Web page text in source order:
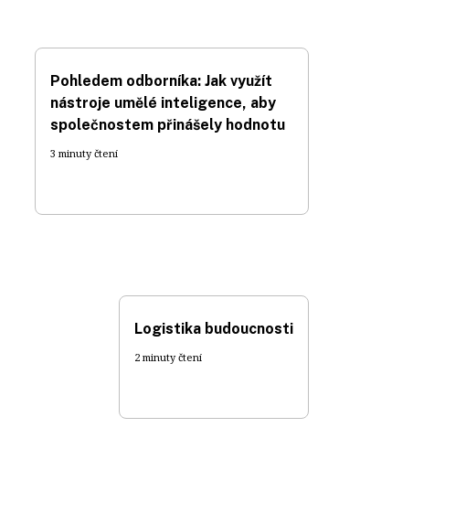
Pohledem odborníka: Jak využít
nástroje umělé inteligence, aby
společnostem přinášely hodnotu
3 minuty čtení
Logistika budoucnosti
2 minuty čtení